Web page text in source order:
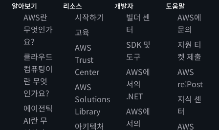
말레이시아 데이터 프라이버시
뉴질랜드 데이터 프라이버시
필리핀 데이터 프라이버시
싱가포르 데이터 프라이버시
대만 데이터 프라이버시
태국 데이터 프라이버시
알아보기
AWS란
무엇인가
요?
클라우드
컴퓨팅이
란 무엇
인가요?
에이전틱
AI란 무
리소스
시작하기
교육
AWS
Trust
Center
AWS
Solutions
Library
아키텍처
개발자
빌더 센
터
SDK 및
도구
AWS에
서의
.NET
AWS에
서의
도움말
AWS에
문의
지원 티
켓 제출
AWS
re:Post
지식 센
터
AWS